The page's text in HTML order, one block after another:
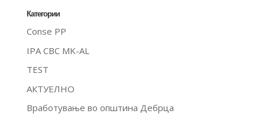
Категории
Conse PP
IPA CBC MK-AL
TEST
АКТУЕЛНО
Вработување во општина Дебрца